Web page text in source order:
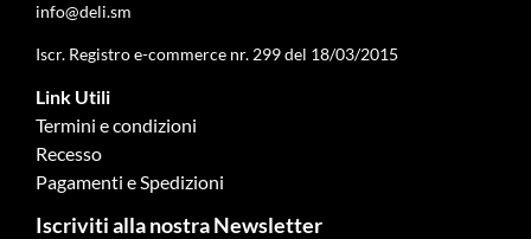
info@deli.sm
Iscr. Registro e-commerce nr. 299 del 18/03/2015
Link Utili
Termini e condizioni
Recesso
Pagamenti e Spedizioni
Iscriviti alla nostra Newsletter